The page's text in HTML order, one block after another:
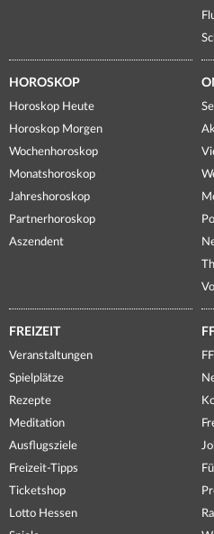
HOROSKOP
Horoskop Heute
Horoskop Morgen
Wochenhoroskop
Monatshoroskop
Jahreshoroskop
Partnerhoroskop
Aszendent
FREIZEIT
Veranstaltungen
Spielplätze
Rezepte
Meditation
Ausflugsziele
Freizeit-Tipps
Ticketshop
Lotto Hessen